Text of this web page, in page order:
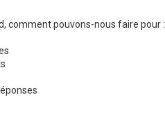
comment pouvons-nous faire pour :